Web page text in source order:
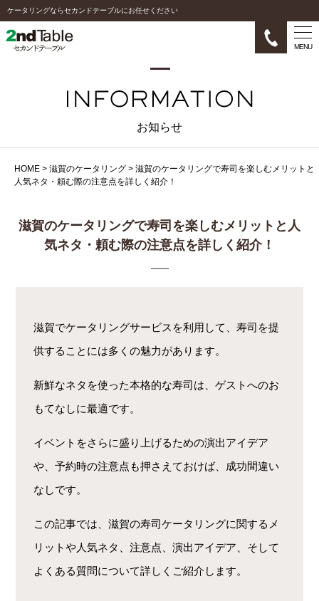
ケータリングならセカンドテーブルにお任せください
MENU
お知らせ
HOME > 滋賀のケータリング > 滋賀のケータリングで寿司を楽しむメリットと
人気ネタ・頼む際の注意点を詳しく紹介！
滋賀のケータリングで寿司を楽しむメリットと人
気ネタ・頼む際の注意点を詳しく紹介！
滋賀でケータリングサービスを利用して、寿司を提
供することには多くの魅力があります。
新鮮なネタを使った本格的な寿司は、ゲストへのお
もてなしに最適です。
イベントをさらに盛り上げるための演出アイデア
や、予約時の注意点も押さえておけば、成功間違い
なしです。
この記事では、滋賀の寿司ケータリングに関するメ
リットや人気ネタ、注意点、演出アイデア、そして
よくある質問について詳しくご紹介します。